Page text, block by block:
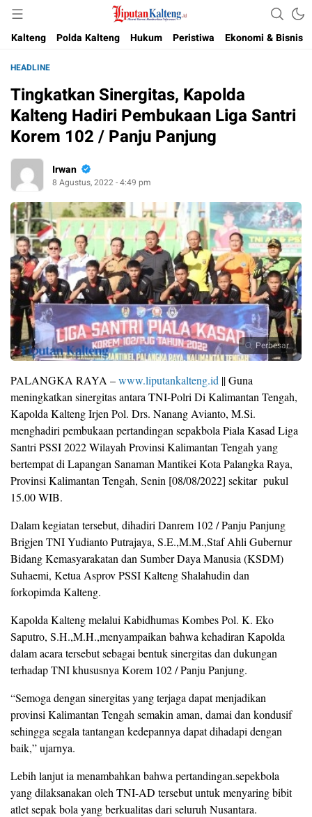
Liputan Kalteng
Akurat, Terpercaya & Independent
Kalteng
Polda Kalteng Hukum Peristiwa Ekonomi & Bisnis
HEADLINE
Tingkatkan Sinergitas, Kapolda
Kalteng Hadiri Pembukaan Liga Santri
Korem 102 / Panju Panjung
Irwan
8 Agustus, 2022 - 4:49 pm
Perbesar
PALANGKA RAYA –www.liputankalteng.id || Guna
meningkatkan sinergitas antara TNI-Polri Di Kalimantan Tengah,
Kapolda Kalteng Irjen Pol. Drs. Nanang Avianto, M.Si.
menghadiri pembukaan pertandingan sepakbola Piala Kasad Liga
Santri PSSI 2022 Wilayah Provinsi Kalimantan Tengah yang
bertempat di Lapangan Sanaman Mantikei Kota Palangka Raya,
Provinsi Kalimantan Tengah, Senin [08/08/2022] sekitar pukul
15.00 WIB.
Dalam kegiatan tersebut, dihadiri Danrem 102 / Panju Panjung
Brigjen TNI Yudianto Putrajaya, S.E.,M.M.,Staf Ahli Gubernur
Bidang Kemasyarakatan dan Sumber Daya Manusia (KSDM)
Suhaemi, Ketua Asprov PSSI Kalteng Shalahudin dan
forkopimda Kalteng.
Kapolda Kalteng melalui Kabidhumas Kombes Pol. K. Eko
Saputro, S.H.,M.H.,menyampaikan bahwa kehadiran Kapolda
dalam acara tersebut sebagai bentuk sinergitas dan dukungan
terhadap TNI khususnya Korem 102 / Panju Panjung.
“Semoga dengan sinergitas yang terjaga dapat menjadikan
provinsi Kalimantan Tengah semakin aman, damai dan kondusif
sehingga segala tantangan kedepannya dapat dihadapi dengan
baik,” ujarnya.
Lebih lanjut ia menambahkan bahwa pertandingan.sepekbola
yang dilaksanakan oleh TNI-AD tersebut untuk menyaring bibit
atlet sepak bola yang berkualitas dari seluruh Nusantara.